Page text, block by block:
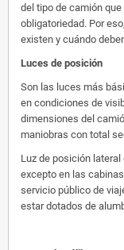
del tipo de camión
obligatoriedad. Por
existen y cuándo
Luces de posición
Son las luces más
en condiciones de
dimensiones del
maniobras con total
Luz de posición
excepto en las
servicio público de
estar dotados de